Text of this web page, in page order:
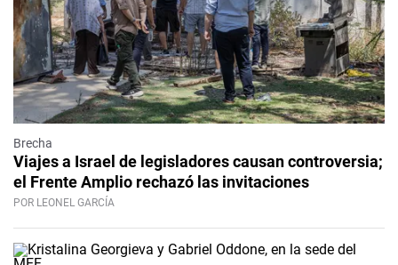
Brecha
Viajes a Israel de legisladores causan controversia;
el Frente Amplio rechazó las invitaciones
POR LEONEL GARCÍA